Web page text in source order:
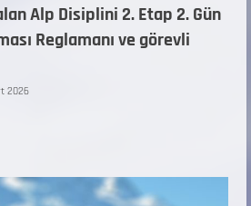
Alp Disiplini 2. Etap 2. Gün
Reglamanı ve görevli
2026